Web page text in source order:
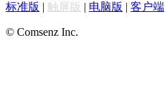
标准版 | 触屏版 | 电脑版 | 客户端
© Comsenz Inc.